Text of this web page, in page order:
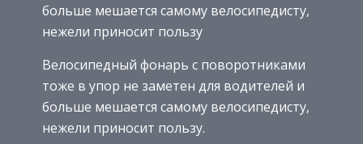
больше мешается самому велосипедисту,
нежели приносит пользу
Велосипедный фонарь с поворотниками
тоже в упор не заметен для водителей и
больше мешается самому велосипедисту,
нежели приносит пользу.